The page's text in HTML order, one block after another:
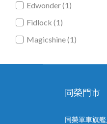
Edwonder (1)
Fidlock (1)
Magicshine (1)
同榮門市
同榮單車旗